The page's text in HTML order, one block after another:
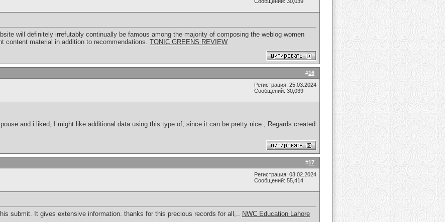
will definitely irrefutably continually be famous among the majority of composing the weblog women
content material in addition to recommendations. TONIC GREENS REVIEW
#16
Регистрация: 25.03.2024
Сообщений: 30,039
and i liked, I might like additional data using this type of, since it can be pretty nice., Regards created
#17
Регистрация: 03.02.2024
Сообщений: 55,414
submit. It gives extensive information. thanks for this precious records for all,.. NWC Education Lahore